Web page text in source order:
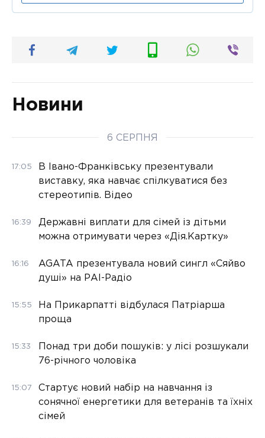
Новини
6 СЕРПНЯ
17:05
В Івано-Франківську презентували
виставку, яка навчає спілкуватися без
стереотипів. Відео
16:39
Державні виплати для сімей із дітьми
можна отримувати через «Дія.Картку»
16:16
AGATA презентувала новий сингл «Сяйво
душі» на РАІ-Радіо
15:55
На Прикарпатті відбулася Патріарша
проща
15:33
Понад три доби пошуків: у лісі розшукали
76-річного чоловіка
15:07
Стартує новий набір на навчання із
сонячної енергетики для ветеранів та їхніх
сімей